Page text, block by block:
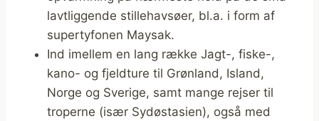
lavtliggende stillehavsøer, bl.a. i form af
supertyfonen Maysak.
Ind imellem en lang række Jagt-, fiske-,
kano- og fjeldture til Grønland, Island,
Norge og Sverige, samt mange rejser til
troperne (især Sydøstasien), også med